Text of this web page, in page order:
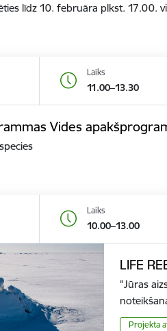
līdz 10. februāra plkst.
Laiks
11.00–13.30
Vides
Laiks
10.00–13.00
LIFE
"Jūras
Projekta